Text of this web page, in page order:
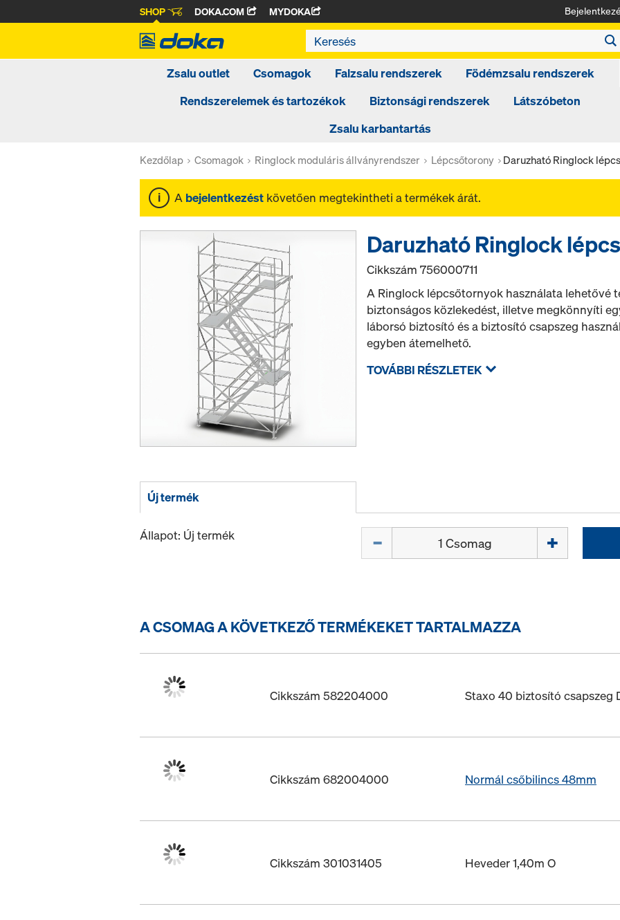
SHOP DOKA.COM MYDOKA
Zsalu outlet Csomagok Falzsalu rendszerek
Födémzsalu rendszerek
Rendszerelemek és tartozékok
Biztonsági rendszerek
Látszóbeton
Zsalu karbantartás
Kezdőlap Csomagok Ringlock moduláris állványrendszer Lépcsőtorony Daruzható Ringlock
A bejelentkezést követően megtekintheti a termékek árát.
Daruzható Ringlock
Cikkszám756000711
A Ringlock lépcsőtornyok használata lehetővé
biztonságos közlekedést, illetve megkönnyíti
láborsó biztosító és a biztosító csapszeg
egyben átemelhető.
TOVÁBBI RÉSZLETEK
Új termék
Állapot: Új termék
A CSOMAG A KÖVETKEZŐ TERMÉKEKET TARTALMAZZA
Cikkszám 582204000 Staxo 40 biztosító csapszeg
Cikkszám 682004000 Normál csőbilincs 48mm
Cikkszám 301031405 Heveder 1,40m O